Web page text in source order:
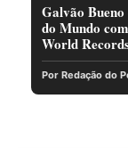
Galvão
do Mundo
World
Por Redação do